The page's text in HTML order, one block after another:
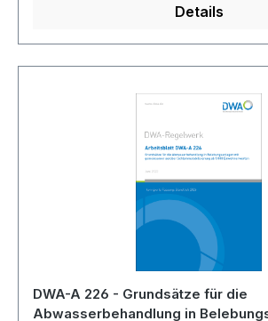
Details
DWA-A 226 - Grundsätze für die
Abwasserbehandlung in